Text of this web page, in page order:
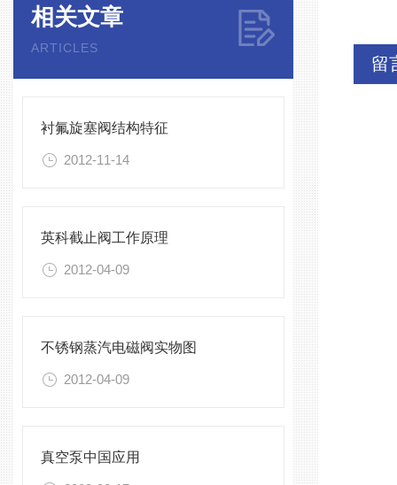
相关文章
ARTICLES
衬氟旋塞阀结构特征
2012-11-14
英科截止阀工作原理
2012-04-09
不锈钢蒸汽电磁阀实物图
2012-04-09
真空泵中国应用
留